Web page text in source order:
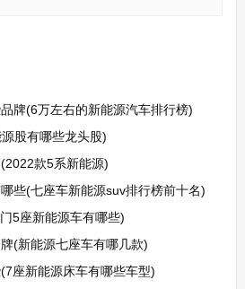
牌(6万左右的新能源汽车排行榜)
股有哪些龙头股)
款5系新能源)
些(七座车新能源suv排行榜前十名)
5座新能源车有哪些)
(新能源七座车有哪几款)
座新能源床车有哪些车型)